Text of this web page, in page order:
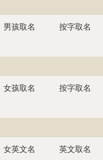
男孩取名
按字取名
女孩取名
按字取名
女英文名
英文取名